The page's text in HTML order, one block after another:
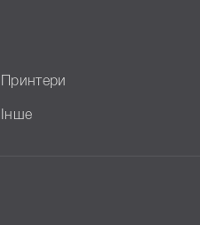
Принтери
Інше